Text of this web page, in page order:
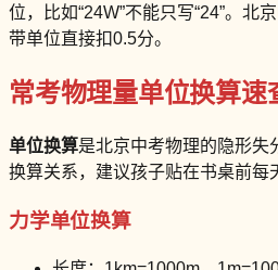
位，比如“24W”不能只写“24”。北
带单位直接扣0.5分。
常考物理量单位换算速
单位换算是北京中考物理的隐形失
换算关系，建议孩子贴在书桌前每
力学单位换算